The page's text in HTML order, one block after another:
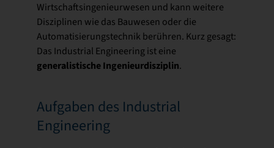
Wirtschaftsingenieurwesen und kann weitere
Disziplinen wie das Bauwesen oder die
Automatisierungstechnik berühren. Kurz gesagt:
Das Industrial Engineering ist eine
generalistische Ingenieurdisziplin.
Aufgaben des Industrial
Engineering